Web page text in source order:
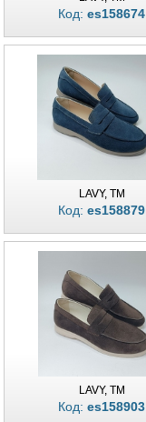
Код: es158674
LAVY, TM
Код: es158879
LAVY, TM
Код: es158903